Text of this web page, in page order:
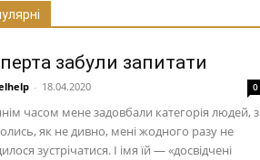
забули запитати
- 18.04.2020 0
часом мене задовбали категорія людей, з
як не дивно, мені жодного разу не
зустрічатися. І імя їй — «досвідчені